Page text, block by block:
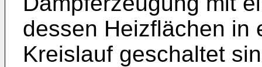
dessen Heizflächen in
Kreislauf geschaltet